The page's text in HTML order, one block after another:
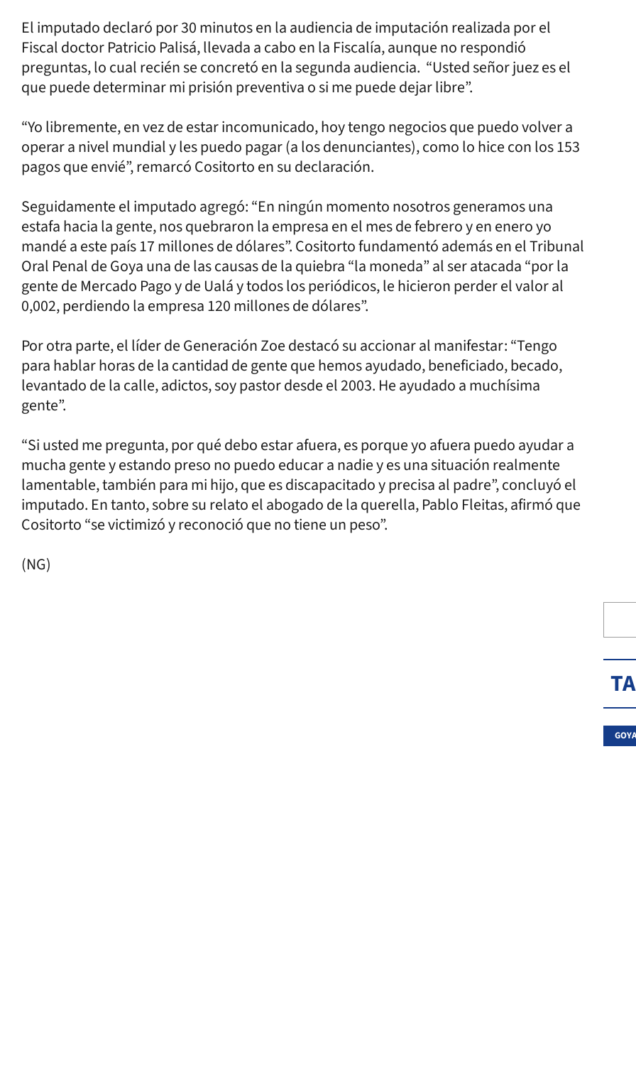
El imputado declaró por 30 minutos en la audiencia de imputación realizada por el
Fiscal doctor Patricio Palisá, llevada a cabo en la Fiscalía, aunque no respondió
preguntas, lo cual recién se concretó en la segunda audiencia. “Usted señor juez es el
que puede determinar mi prisión preventiva o si me puede dejar libre”.
“Yo libremente, en vez de estar incomunicado, hoy tengo negocios que puedo volver a
operar a nivel mundial y les puedo pagar (a los denunciantes), como lo hice con los 153
pagos que envié”, remarcó Cositorto en su declaración.
Seguidamente el imputado agregó: “En ningún momento nosotros generamos una
estafa hacia la gente, nos quebraron la empresa en el mes de febrero y en enero yo
mandé a este país 17 millones de dólares”. Cositorto fundamentó además en el Tribunal
Oral Penal de Goya una de las causas de la quiebra “la moneda” al ser atacada “por la
gente de Mercado Pago y de Ualá y todos los periódicos, le hicieron perder el valor al
0,002, perdiendo la empresa 120 millones de dólares”.
Por otra parte, el líder de Generación Zoe destacó su accionar al manifestar: “Tengo
para hablar horas de la cantidad de gente que hemos ayudado, beneficiado, becado,
levantado de la calle, adictos, soy pastor desde el 2003. He ayudado a muchísima
gente”.
“Si usted me pregunta, por qué debo estar afuera, es porque yo afuera puedo ayudar a
mucha gente y estando preso no puedo educar a nadie y es una situación realmente
lamentable, también para mi hijo, que es discapacitado y precisa al padre”, concluyó el
imputado. En tanto, sobre su relato el abogado de la querella, Pablo Fleitas, afirmó que
Cositorto “se victimizó y reconoció que no tiene un peso”.
(NG)
GOYA